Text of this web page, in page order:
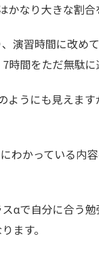
なり大きな割合
演習時間に改め
間をただ無駄に
ようにも見えま
わかっている内
αで自分に合う
ます。